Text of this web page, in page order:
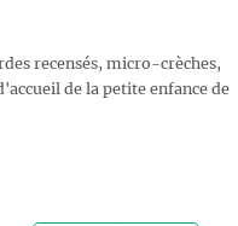
recensés, micro-crèches,
de la petite enfance de